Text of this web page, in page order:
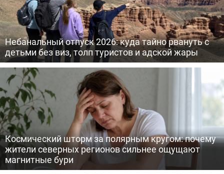
Небанальный отпуск 2026: куда тайно рвануть с
детьми без виз, толп туристов и адской жары
Космический шторм за полярным кругом: почему
жители северных регионов сильнее ощущают
магнитные бури